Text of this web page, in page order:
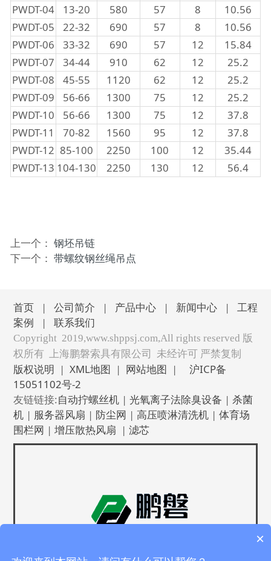
PWDT-04
13-20 580 57 8
10.56
PWDT-05
22-32 690 57 8
10.56
PWDT-06
33-32 690 57 12
15.84
PWDT-07
34-44 910 62 12
25.2
PWDT-08
45-55 1120 62 12
25.2
PWDT-09
56-66 1300 75 12
25.2
PWDT-10
56-66 1300 75 12
37.8
PWDT-11
70-82 1560 95 12
37.8
PWDT-12 85-100 2250 100 12
35.44
PWDT-13 104-130 2250 130 12 56.4
上一个： 钢坯吊链
下一个： 带螺纹钢丝绳吊点
首页| 公司简介 | 产品中心 | 新闻中心| 工程
案例 | 联系我们
Copyright 2019,www.shppsj.com,All rights reserved 版
权所有 上海鹏磐索具有限公司 未经许可 严禁复制
版权说明 | XML地图 | 网站地图 |
沪ICP备
15051102号-2
友链链接:自动拧螺丝机| 光氧离子法除臭设备 | 杀菌
机| 服务器风扇 | 防尘网 | 高压喷淋清洗机| 体育场
围栏网 | 增压散热风扇 | 滤芯
×